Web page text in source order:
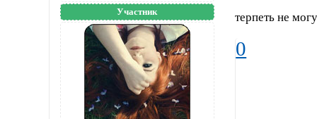
Участник терпеть не
0